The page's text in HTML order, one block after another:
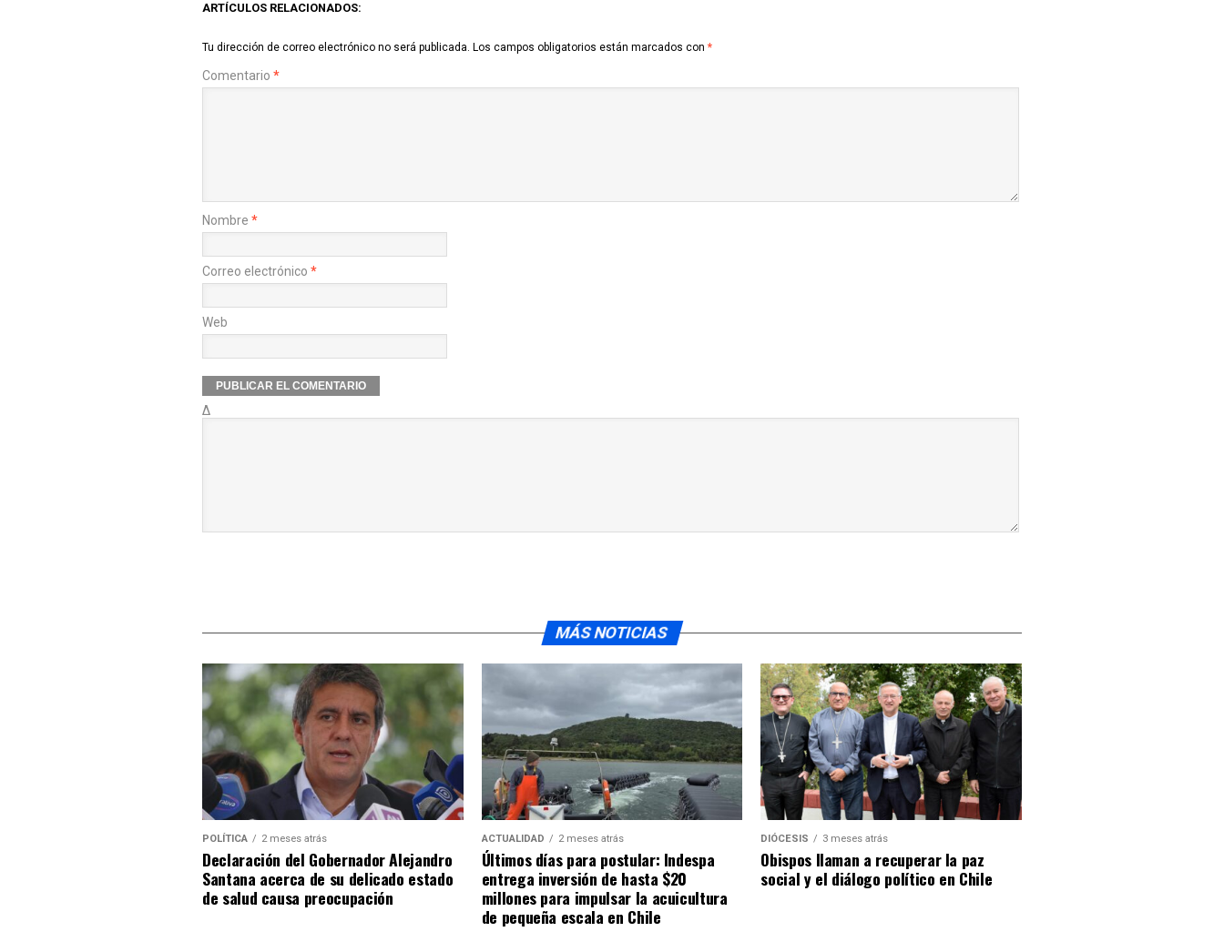
ARTÍCULOS RELACIONADOS:
Tu dirección de correo electrónico no será publicada. Los campos obligatorios están marcados con *
Comentario *
Nombre *
Correo electrónico *
Web
Δ
MÁS NOTICIAS
POLÍTICA 2 meses atrás
Declaración del Gobernador Alejandro
Santana acerca de su delicado estado
de salud causa preocupación
ACTUALIDAD 2 meses atrás
Últimos días para postular: Indespa
entrega inversión de hasta $20
millones para impulsar la acuicultura
de pequeña escala en Chile
DIÓCESIS 3 meses atrás
Obispos llaman a recuperar la paz
social y el diálogo político en Chile